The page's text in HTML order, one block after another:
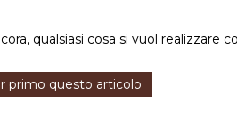
qualsiasi cosa si vuol realizzare
primo questo articolo